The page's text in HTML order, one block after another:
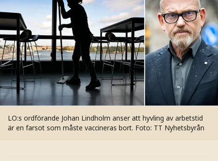
LO:s ordförande Johan Lindholm anser att hyvling av arbetstid
är en farsot som måste vaccineras bort. Foto: TT Nyhetsbyrån